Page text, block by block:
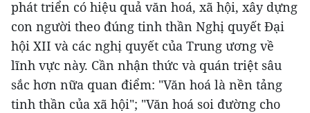
phát triển có hiệu quả văn hoá, xã hội, xây dựng
con người theo đúng tinh thần Nghị quyết Đại
hội XII và các nghị quyết của Trung ương về
lĩnh vực này. Cần nhận thức và quán triệt sâu
sắc hơn nữa quan điểm: "Văn hoá là nền tảng
tinh thần của xã hội"; "Văn hoá soi đường cho